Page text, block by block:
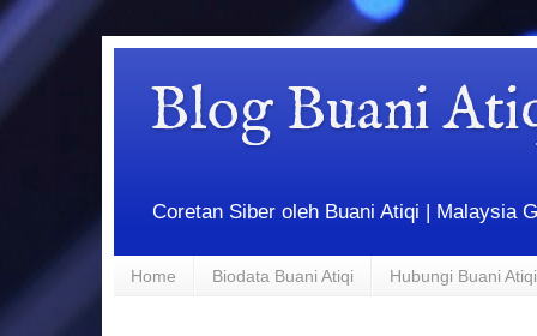
Blog Buani
Coretan Siber oleh Buani Atiqi | Malaysia
Home Biodata Buani Atiqi Hubungi Buani Atiqi